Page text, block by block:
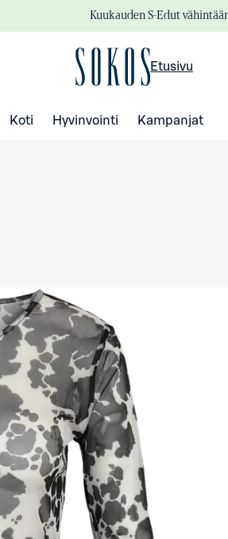
Kuukauden S-Edut
Etusivu
Koti Hyvinvointi Kampanjat